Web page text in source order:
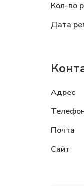
Кол-во
Дата
Адрес
Почта
Сайт